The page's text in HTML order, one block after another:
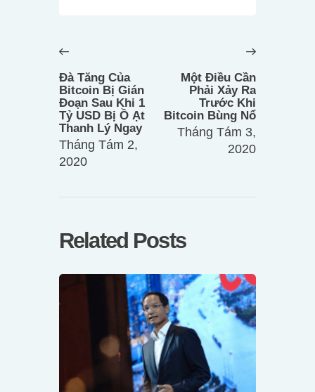
hướng
bài
viết
post:
Đà Tăng Của
Bitcoin Bị Gián
Đoạn Sau Khi 1
Tỷ USD Bị Ồ Ạt
Thanh Lý Ngay
Tháng Tám 2,
2020
Một Điều Cần
Phải Xảy Ra
Trước Khi
Bitcoin Bùng Nổ
Tháng Tám 3,
2020
Related Posts